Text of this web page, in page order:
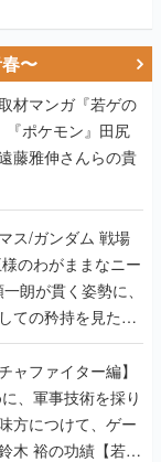
〜
材マンガ『若ゲの
『ポケモン』田尻
藤雅伸さんらの貴
/ガンダム 戦場
のわがままなニー
朗が貫く姿勢に、
ての矜持を見た
ャファイター編】
、軍事技術を採り
方につけて、ゲー
木 裕の功績【若ゲ